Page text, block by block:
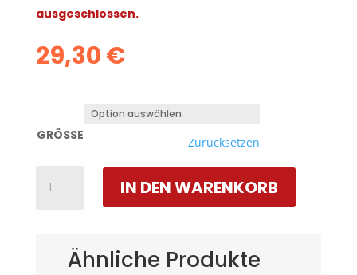
ausgeschlossen.
29,30€
GRÖSSE Zurücksetzen
ELASTIC
MENGE
IN DEN WARENKORB
Ähnliche Produkte